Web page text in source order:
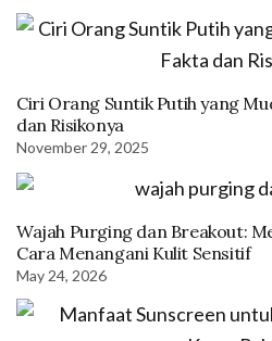
Ciri Orang Suntik Putih yang
dan Risikonya
November 29, 2025
Wajah Purging dan Breakout:
Cara Menangani Kulit Sensitif
May 24, 2026